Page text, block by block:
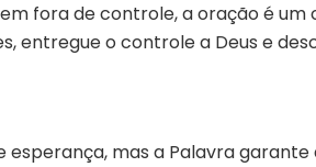
fora de controle, a oração é
entregue o controle a Deus e
mas a Palavra